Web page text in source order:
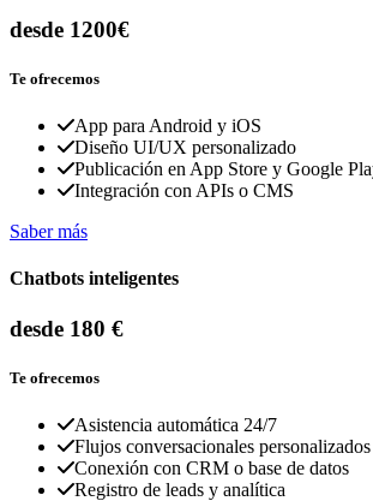
desde 1200€
Te ofrecemos
App para Android y iOS
Diseño UI/UX personalizado
Publicación en App Store y Google
Integración con APIs o CMS
Saber más
Chatbots inteligentes
desde 180 €
Te ofrecemos
Asistencia automática 24/7
Flujos conversacionales personalizados
Conexión con CRM o base de datos
Registro de leads y analítica